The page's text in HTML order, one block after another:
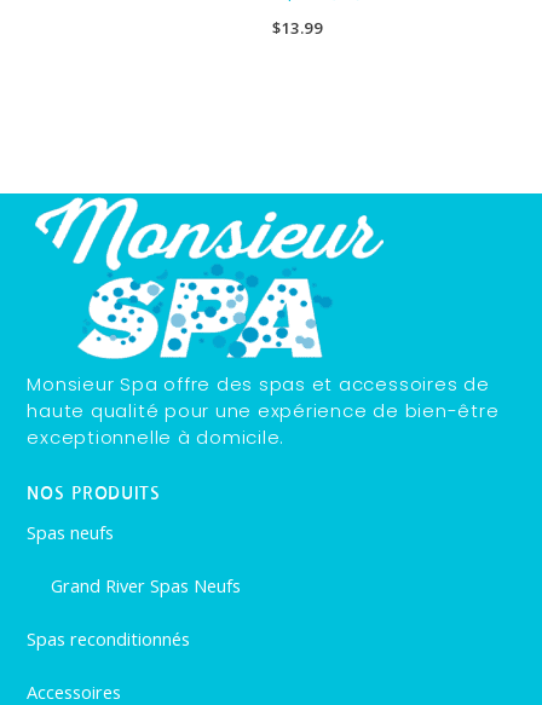
$13.99
Monsieur Spa offre des spas et accessoires de
haute qualité pour une expérience de bien-être
exceptionnelle à domicile.
NOS PRODUITS
Spas neufs
Grand River Spas Neufs
Spas reconditionnés
Accessoires